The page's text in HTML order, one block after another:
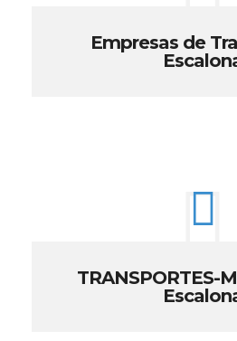
Empresas de
TRANSPORTES-